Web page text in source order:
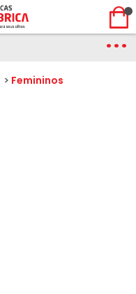
> Femininos